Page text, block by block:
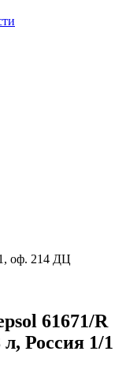
оф. 214 ДЦ
61671/R
Россия 1/1